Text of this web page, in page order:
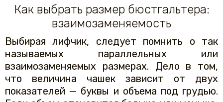
Как выбрать размер бюстгальтера:
взаимозаменяемость
Выбирая лифчик, следует помнить о так
называемых параллельных или
взаимозаменяемых размерах. Дело в том,
что величина чашек зависит от двух
показателей — буквы и объема под грудью.